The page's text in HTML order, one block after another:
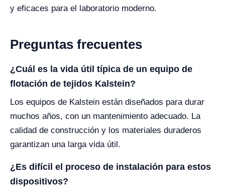
y eficaces para el laboratorio moderno.
Preguntas frecuentes
¿Cuál es la vida útil típica de un equipo de
flotación de tejidos Kalstein?
Los equipos de Kalstein están diseñados para durar
muchos años, con un mantenimiento adecuado. La
calidad de construcción y los materiales duraderos
garantizan una larga vida útil.
¿Es difícil el proceso de instalación para estos
dispositivos?